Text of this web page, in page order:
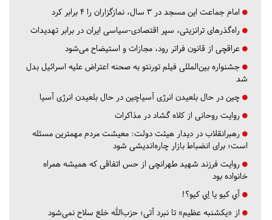
امام جماعت این مسجد در ۳ سال، نمازگزاران را ۴ برابر کرد
راه‌گذرهای ترانزیتی، سپر اقتصادی-سیاسی ایران در برابر تهدیدات
عراقچی از قانون فراتر رود، مجازات و استیضاح می‌شود
جشنواره بین‌المللی فیلم تورنتو به صحنه اعتراض علیه اسرائیل بدل
شد
چین در حال بلعیدن انرژی آسیاچین در حال بلعیدن انرژی آسیا
روایت روحانی از کلاه گشاد در مذاکرات
رهبرانقلاب در دیدار هیئت دولت: معیشت مردم مهمترین مسئله
است؛ برای انضباط بازار چاره‌اندیشی شود
روایت فرزند شهید طهرانچی از حس اتفاقی که همیشه همراه
خانواده بود
آي كيو يا اِي كيو؟!
از «یکشنبه عظیم» تا نبرد آتی؛ حزب‌الله خلع سلاح نمی‌شود